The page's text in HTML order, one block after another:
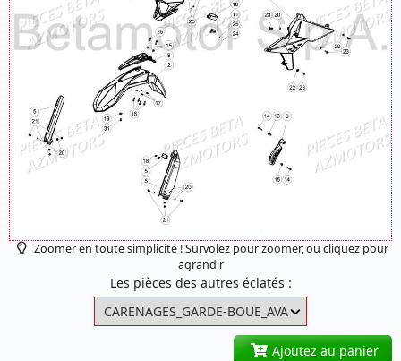
Zoomer en toute simplicité ! Survolez pour zoomer, ou cliquez pour
agrandir
Les pièces des autres éclatés :
Ajoutez au panier